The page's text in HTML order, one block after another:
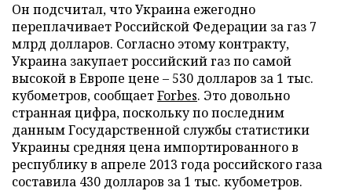
Он подсчитал, что Украина ежегодно
переплачивает Российской Федерации за газ 7
млрд долларов. Согласно этому контракту,
Украина закупает российский газ по самой
высокой в Европе цене – 530 долларов за 1 тыс.
кубометров, сообщаетForbes. Это довольно
странная цифра, поскольку по последним
данным Государственной службы статистики
Украины средняя цена импортированного в
республику в апреле 2013 года российского газа
составила 430 долларов за 1 тыс. кубометров.